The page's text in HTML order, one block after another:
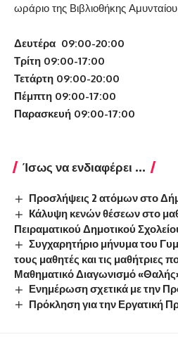
ωράριο της Βιβλιοθήκης
Δευτέρα 09:00-20:00
Τρίτη 09:00-17:00
Τετάρτη 09:00-20:00
Πέμπτη 09:00-17:00
Παρασκευή 09:00-17:00
Ίσως να ενδιαφέρει ...
Προσλήψεις 2 ατόμων στο
Kάλυψη κενών θέσεων στο
Πειραματικού Δημοτικού
Συγχαρητήριο μήνυμα του
τους μαθητές και τις μαθήτριες
Μαθηματικό Διαγωνισμό
Ενημέρωση σχετικά με την
Πρόκληση για την Εργατική